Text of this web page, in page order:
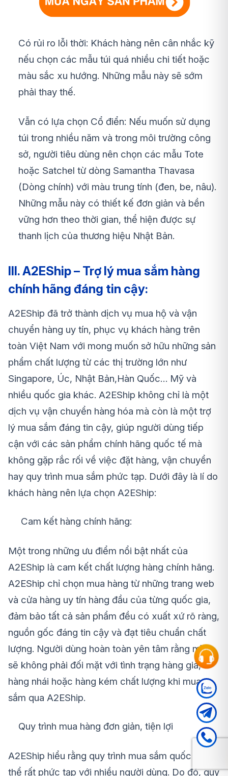
Có rủi ro lỗi thời: Khách hàng nên cân nhắc kỹ
nếu chọn các mẫu túi quá nhiều chi tiết hoặc
màu sắc xu hướng. Những mẫu này sẽ sớm
phải thay thế.
Vẫn có lựa chọn Cổ điển: Nếu muốn sử dụng
túi trong nhiều năm và trong môi trường công
sở, người tiêu dùng nên chọn các mẫu Tote
hoặc Satchel từ dòng Samantha Thavasa
(Dòng chính) với màu trung tính (đen, be, nâu).
Những mẫu này có thiết kế đơn giản và bền
vững hơn theo thời gian, thể hiện được sự
thanh lịch của thương hiệu Nhật Bản.
III. A2EShip – Trợ lý mua sắm hàng
chính hãng đáng tin cậy:
A2EShip đã trở thành dịch vụ mua hộ và vận
chuyển hàng uy tín, phục vụ khách hàng trên
toàn Việt Nam với mong muốn sở hữu những sản
phẩm chất lượng từ các thị trường lớn như
Singapore, Úc, Nhật Bản,Hàn Quốc… Mỹ và
nhiều quốc gia khác. A2EShip không chỉ là một
dịch vụ vận chuyển hàng hóa mà còn là một trợ
lý mua sắm đáng tin cậy, giúp người dùng tiếp
cận với các sản phẩm chính hãng quốc tế mà
không gặp rắc rối về việc đặt hàng, vận chuyển
hay quy trình mua sắm phức tạp. Dưới đây là lí do
khách hàng nên lựa chọn A2EShip:
Cam kết hàng chính hãng:
Một trong những ưu điểm nổi bật nhất của
A2EShip là cam kết chất lượng hàng chính hãng.
A2EShip chỉ chọn mua hàng từ những trang web
và cửa hàng uy tín hàng đầu của từng quốc gia,
đảm bảo tất cả sản phẩm đều có xuất xứ rõ ràng,
nguồn gốc đáng tin cậy và đạt tiêu chuẩn chất
lượng. Người dùng hoàn toàn yên tâm rằng mình
sẽ không phải đối mặt với tình trạng hàng giả,
hàng nhái hoặc hàng kém chất lượng khi mua
sắm qua A2EShip.
Quy trình mua hàng đơn giản, tiện lợi
A2EShip hiểu rằng quy trình mua sắm quốc tế có
thể rất phức tạp với nhiều người dùng. Do đó, quy